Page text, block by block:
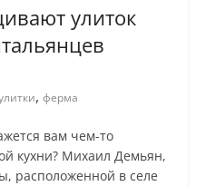
улиток
, ферма
вам чем-то
кухни? Михаил Демьян,
расположенной в селе